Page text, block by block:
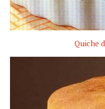
Quiche